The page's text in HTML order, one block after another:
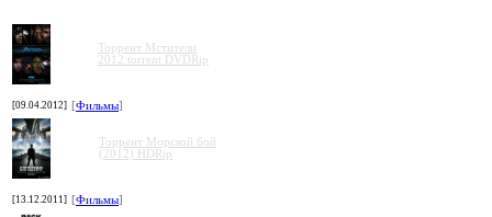
Торрент Мстители
2012 torrent DVDRip
[09.04.2012] [Фильмы]
Торрент Морской бой
(2012) HDRip
[13.12.2011] [Фильмы]